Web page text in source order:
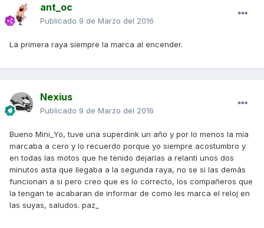
ant_oc
Publicado 9 de Marzo del 2016
La primera raya siempre la marca al encender.
Nexius
Publicado 9 de Marzo del 2016
Bueno Mini_Yo, tuve una superdink un año y por lo menos la mía
marcaba a cero y lo recuerdo porque yo siempre acostumbro y
en todas las motos que he tenido dejarlas a relanti unos dos
minutos asta que llegaba a la segunda raya, no se si las demás
funcionan a si pero creo que es lo correcto, los compañeros que
la tengan te acabaran de informar de como les marca el reloj en
las suyas, saludos. paz_